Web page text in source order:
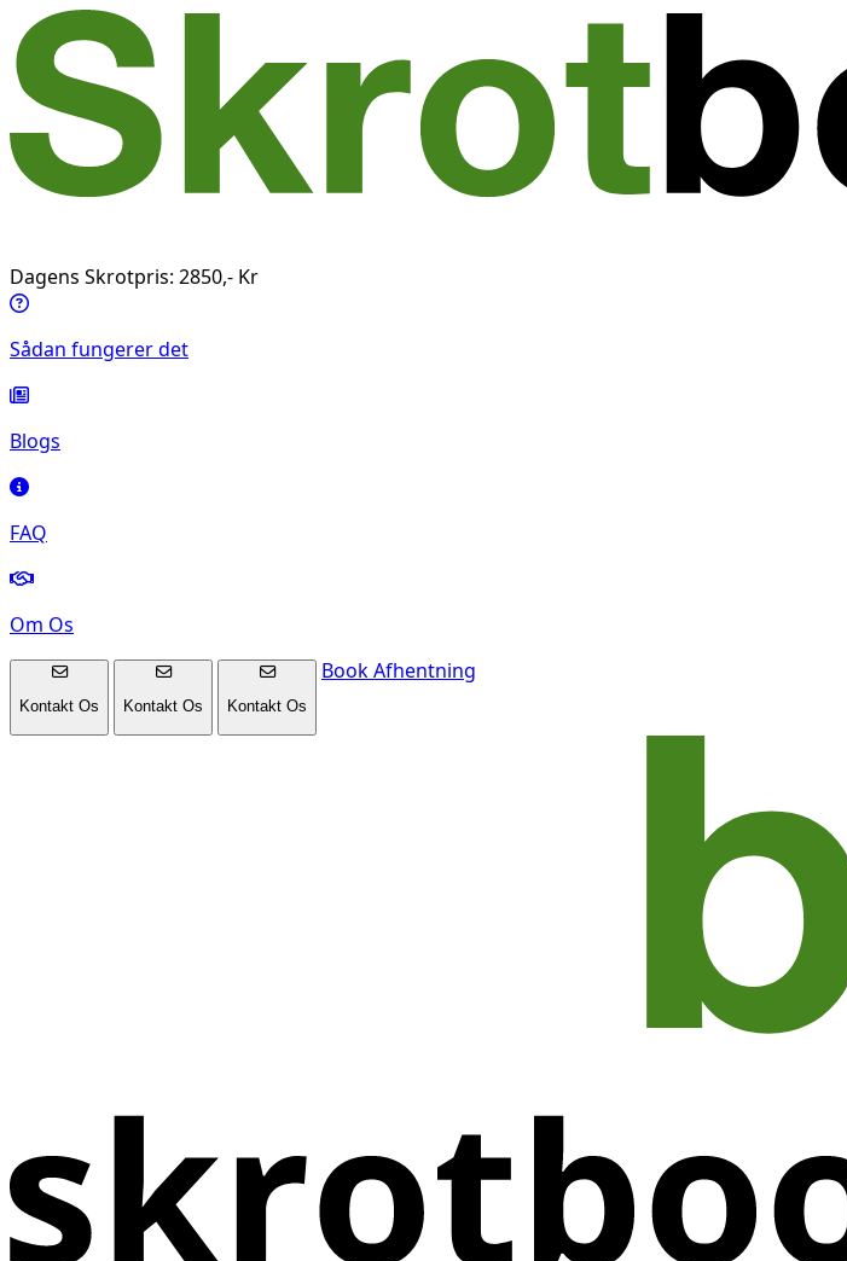
Dagens Skrotpris: 2850,- Kr
Sådan fungerer det
Blogs
FAQ
Om Os
Kontakt Os Kontakt Os Kontakt Os
Book Afhentning